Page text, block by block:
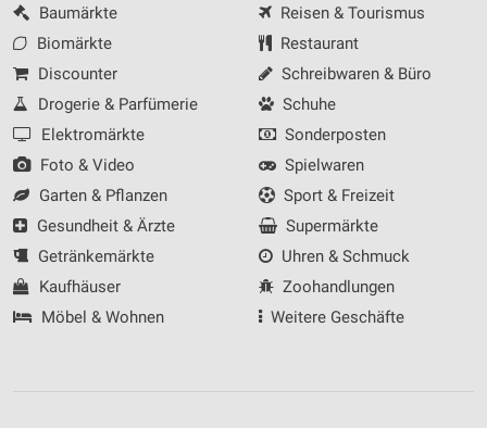
Baumärkte
Biomärkte
Discounter
Drogerie & Parfümerie
Elektromärkte
Foto & Video
Garten & Pflanzen
Gesundheit & Ärzte
Getränkemärkte
Kaufhäuser
Möbel & Wohnen
Reisen & Tourismus
Restaurant
Schreibwaren & Büro
Schuhe
Sonderposten
Spielwaren
Sport & Freizeit
Supermärkte
Uhren & Schmuck
Zoohandlungen
Weitere Geschäfte